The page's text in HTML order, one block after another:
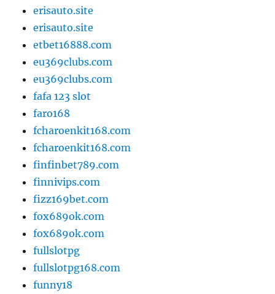
erisauto.site
erisauto.site
etbet16888.com
eu369clubs.com
eu369clubs.com
fafa 123 slot
faro168
fcharoenkit168.com
fcharoenkit168.com
finfinbet789.com
finnivips.com
fizz169bet.com
fox689ok.com
fox689ok.com
fullslotpg
fullslotpg168.com
funny18